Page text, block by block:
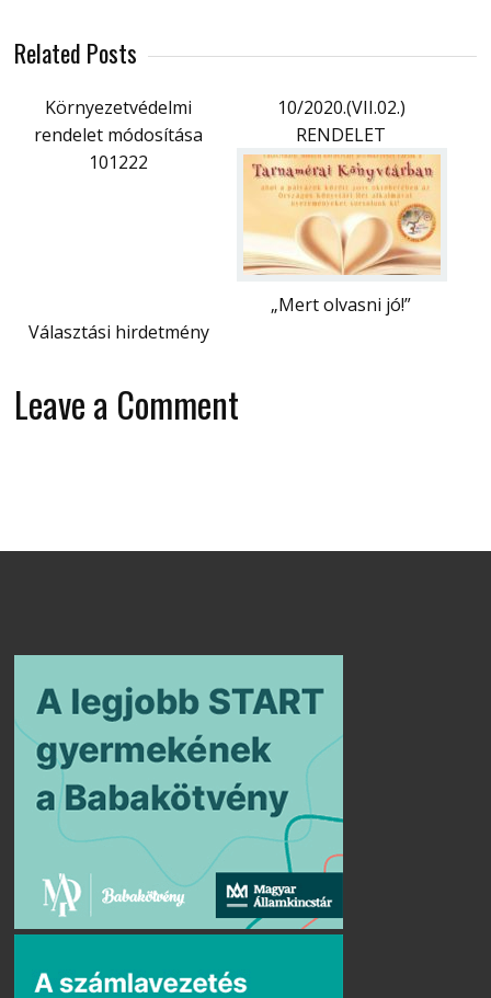
Related Posts
Környezetvédelmi
rendelet módosítása
101222
10/2020.(VII.02.)
RENDELET
„Mert olvasni jó!”
Választási hirdetmény
Leave a Comment